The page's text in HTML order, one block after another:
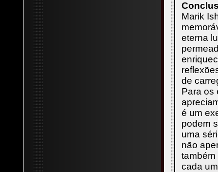
Marik
eterna
de
Para os
é um
podem
uma
não
cada